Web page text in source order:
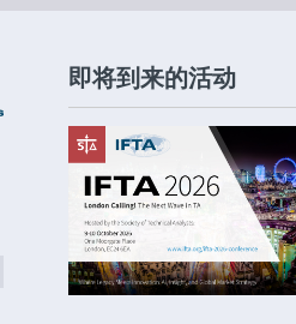
即将到来的活动